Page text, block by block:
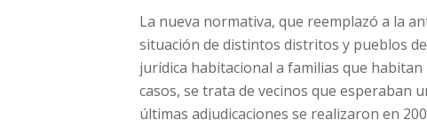
La nueva normativa, que reemplazó a la
situación de distintos distritos y pueblos
jurídica habitacional a familias que habitan
casos, se trata de vecinos que esperaban
últimas adjudicaciones se realizaron en